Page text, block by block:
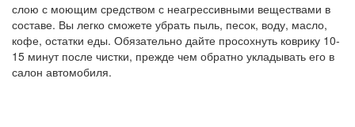
слою с моющим средством с неагрессивными веществами в
составе. Вы легко сможете убрать пыль, песок, воду, масло,
кофе, остатки еды. Обязательно дайте просохнуть коврику 10-
15 минут после чистки, прежде чем обратно укладывать его в
салон автомобиля.